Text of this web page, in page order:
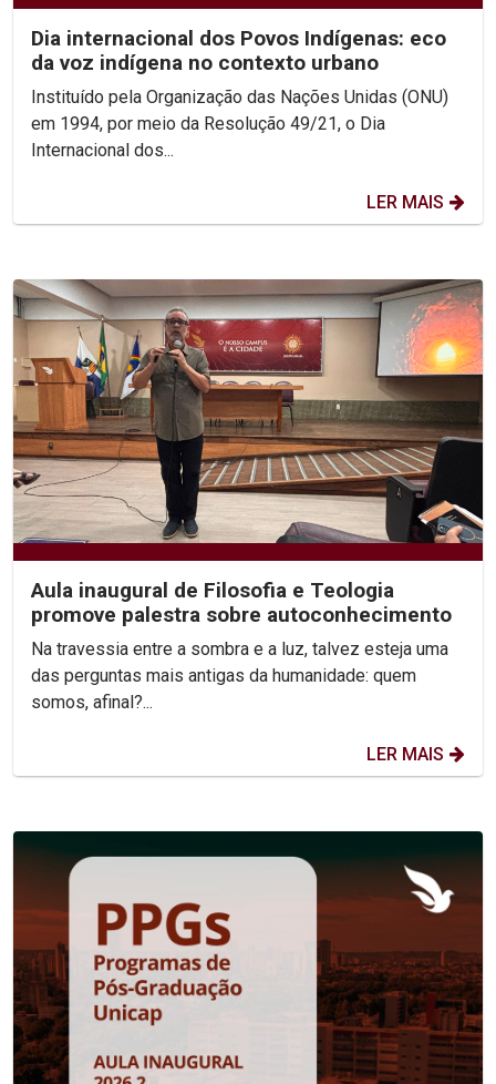
Dia internacional dos Povos Indígenas: eco
da voz indígena no contexto urbano
Instituído pela Organização das Nações Unidas (ONU)
em 1994, por meio da Resolução 49/21, o Dia
Internacional dos...
LER MAIS
Aula inaugural de Filosofia e Teologia
promove palestra sobre autoconhecimento
Na travessia entre a sombra e a luz, talvez esteja uma
das perguntas mais antigas da humanidade: quem
somos, afinal?...
LER MAIS